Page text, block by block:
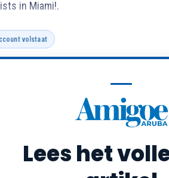
in Miami!.
volstaat
Lees het